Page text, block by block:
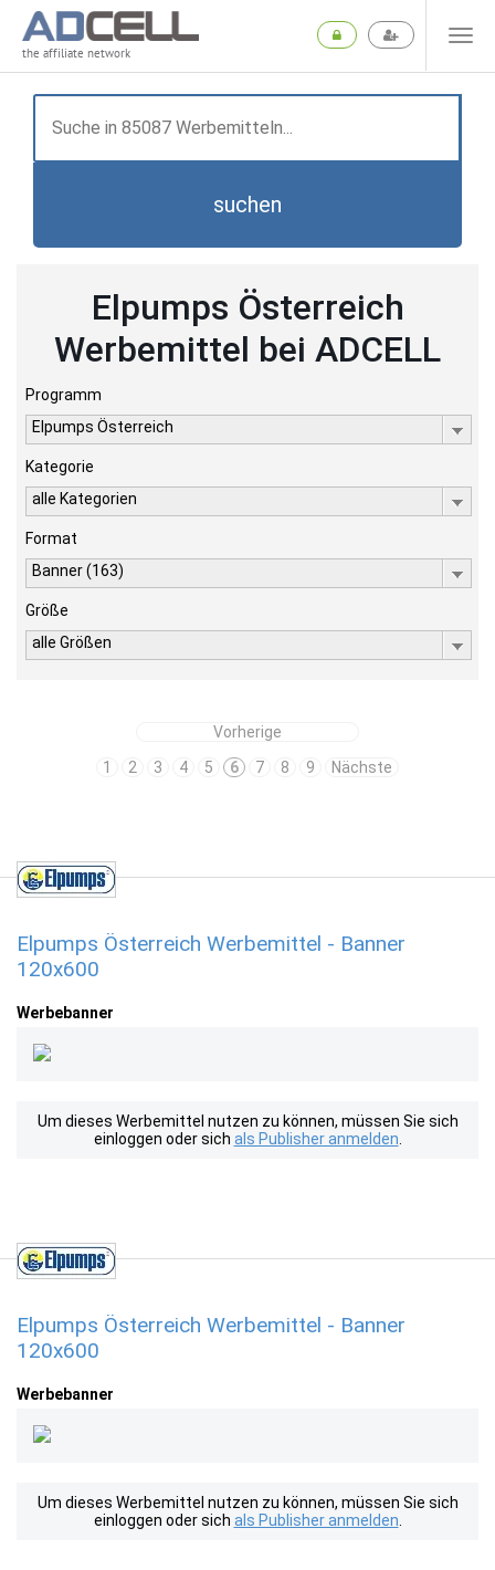
the affiliate network
suchen
Elpumps Österreich
Werbemittel bei ADCELL
Programm
Elpumps Österreich
Kategorie
alle Kategorien
Format
Banner (163)
Größe
alle Größen
Vorherige
1
2 3 4 5 6 7 8 9 Nächste
Elpumps Österreich Werbemittel - Banner
120x600
Werbebanner
Um dieses Werbemittel nutzen zu können, müssen Sie sich
einloggen oder sich als Publisher anmelden
Elpumps Österreich Werbemittel - Banner
120x600
Werbebanner
Um dieses Werbemittel nutzen zu können, müssen Sie sich
einloggen oder sich als Publisher anmelden